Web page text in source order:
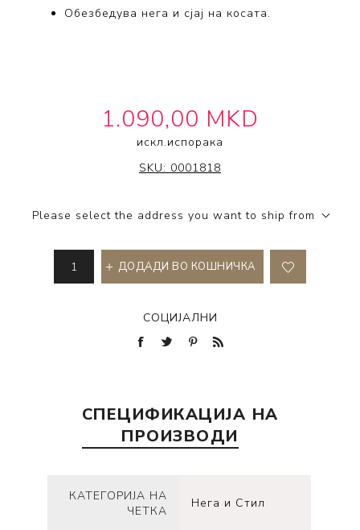
Обезбедува нега и сјај на косата.
1.090,00 MKD
искл.испорака
FINGERBRUSH
SKU: 0001818
Please select the address you want to ship from
ДОДАДИ ВО КОШНИЧКА
СОЦИЈАЛНИ
СПЕЦИФИКАЦИЈА НА
ПРОИЗВОДИ
КАТЕГОРИЈА НА
ЧЕТКА
Нега и Стил